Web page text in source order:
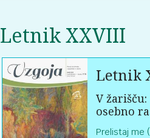
Letnik XXVIII
Letnik
V žarišču:
osebno
Prelistaj me